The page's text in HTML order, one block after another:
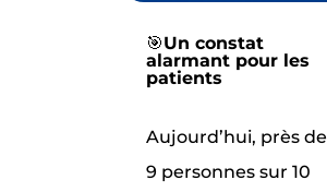
🎯Un constat
alarmant pour les
patients
Aujourd’hui, près de
9 personnes sur 10